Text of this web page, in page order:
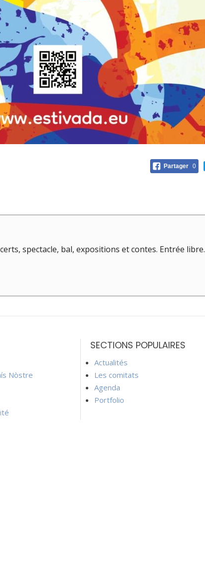
Partager 0
spectacle, bal, expositions et contes. Entrée libre.
Nòstre
SECTIONS POPULAIRES
Actualités
Les comitats
Agenda
Portfolio